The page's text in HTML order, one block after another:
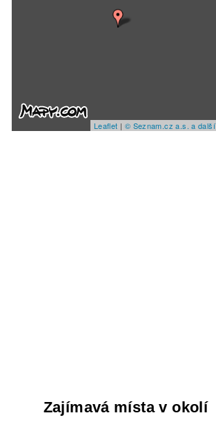
Leaflet | © Seznam.cz a.s. a další
Zajímavá místa v okolí